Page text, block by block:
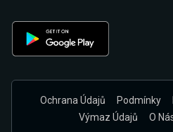
Ochrana Údajů Podmínky
Výmaz Údajů
O